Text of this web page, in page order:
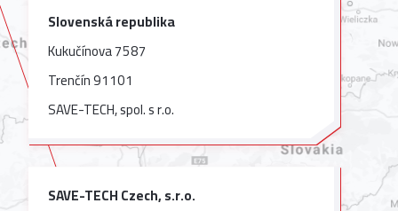
Slovenská republika
Kukučínova 7587
Trenčín 91101
SAVE-TECH, spol. s r.o.
SAVE-TECH Czech, s.r.o.